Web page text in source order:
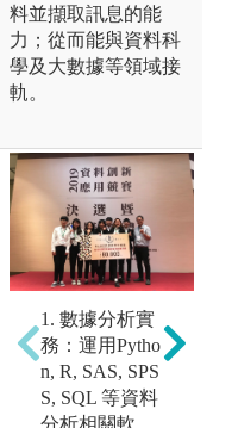
料並擷取訊息的能
力；從而能與資料科
學及大數據等領域接
軌。
2. 課程後，需
立即將學到的
內容重新整
理；之後做大
量的練習（思
1. 數據分析實
務：運用Pytho
n, R, SAS, SPS
S, SQL 等資料
分析相關軟